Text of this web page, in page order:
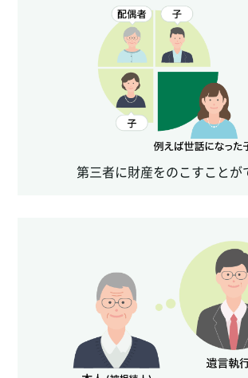
第三者に財産をのこすことが